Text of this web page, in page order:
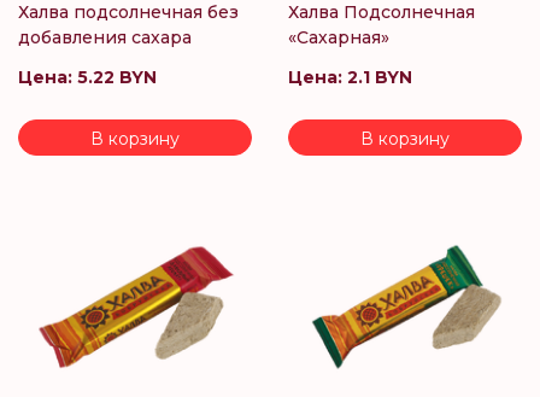
Халва подсолнечная без
добавления сахара
Цена: 5.22 BYN
В корзину
Халва Подсолнечная
«Сахарная»
Цена: 2.1 BYN
В корзину